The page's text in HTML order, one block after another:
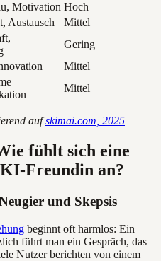
Motivation Hoch
Austausch
Mittel
Gering
Mittel
Mittel
aufskimai.com, 2025
fühlt sich eine
Freundin an?
und Skepsis
beginnt oft harmlos: Ein
führt man ein Gespräch, das
Nutzer berichten von einem